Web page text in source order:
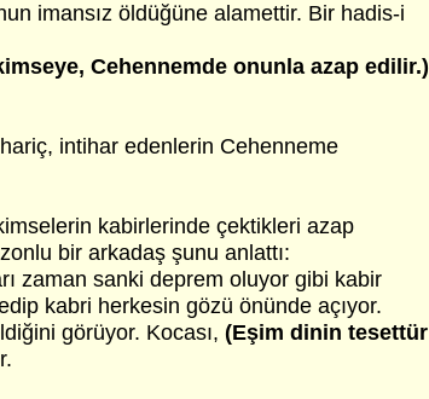
imansız öldüğüne alamettir. Bir hadis-i
Cehennemde onunla azap edilir.)
intihar edenlerin Cehenneme
kabirlerinde çektikleri azap
bir arkadaş şunu anlattı:
zaman sanki deprem oluyor gibi kabir
kabri herkesin gözü önünde açıyor.
görüyor. Kocası, (Eşim dinin tesettür